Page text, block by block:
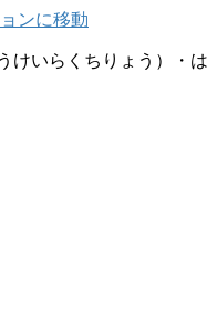
ンに移動
けいらくちりょう）・は